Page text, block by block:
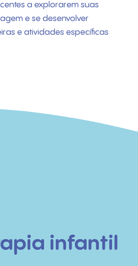
a explorarem suas
e se desenvolver
e atividades específicas
infantil